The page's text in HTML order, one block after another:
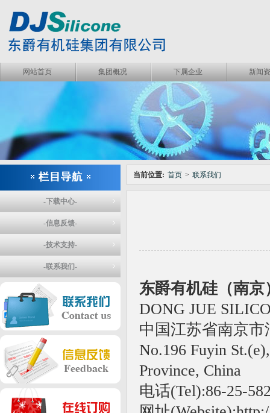
网站首页 集团概况 下属企业 新闻
-下载中心-
-信息反馈-
-技术支持-
-联系我们-
当前位置: 首页 > 联系我们
东爵有机硅（南京
DONG JUE
中国江苏省南京
No.196 Fuyin
Province, China
电话(Tel):86-25-